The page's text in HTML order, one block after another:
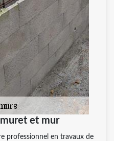
et mur
professionnel en travaux de